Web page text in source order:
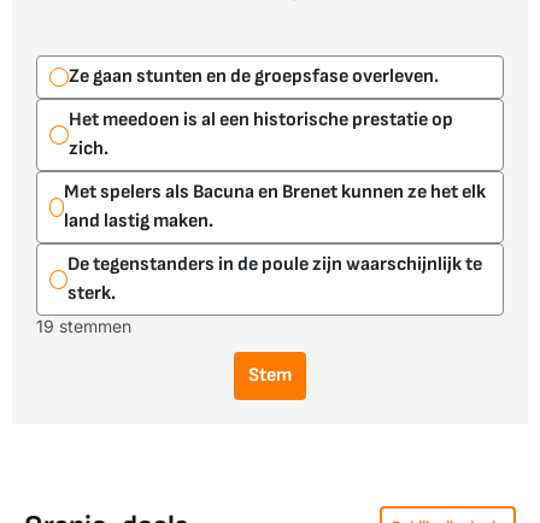
Ze gaan stunten en de groepsfase overleven.
Het meedoen is al een historische prestatie op
zich.
Met spelers als Bacuna en Brenet kunnen ze het elk
land lastig maken.
De tegenstanders in de poule zijn waarschijnlijk te
sterk.
19 stemmen
Stem